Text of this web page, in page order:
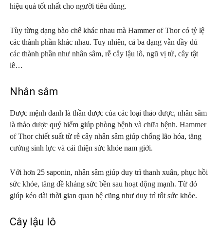
hiệu quả tốt nhất cho người tiêu dùng.
Tùy từng dạng bào chế khác nhau mà Hammer of Thor có tỷ lệ
các thành phần khác nhau. Tuy nhiên, cả ba dạng vẫn đầy đủ
các thành phần như nhân sâm, rễ cây lậu lô, ngũ vị tử, cây tật
lê…
Nhân sâm
Được mệnh danh là thần dược của các loại thảo dược, nhân sâm
là thảo dược quý hiếm giúp phòng bệnh và chữa bệnh. Hammer
of Thor chiết suất từ rễ cây nhân sâm giúp chống lão hóa, tăng
cường sinh lực và cải thiện sức khỏe nam giới.
Với hơn 25 saponin, nhân sâm giúp duy trì thanh xuân, phục hồi
sức khỏe, tăng đề kháng sức bền sau hoạt động mạnh. Từ đó
giúp kéo dài thời gian quan hệ cũng như duy trì tốt sức khỏe.
Cây lậu lô